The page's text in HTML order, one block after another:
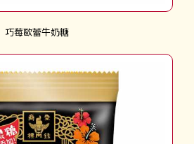
巧莓歐蕾牛奶糖